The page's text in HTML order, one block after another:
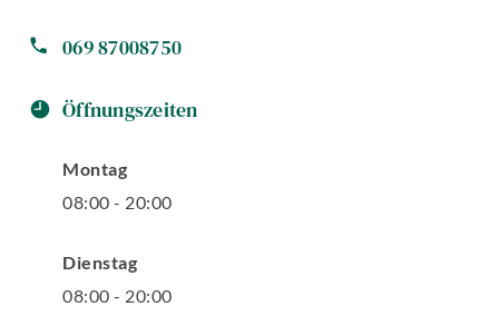
069 87008750
Öffnungszeiten
Montag
08:00 - 20:00
Dienstag
08:00 - 20:00